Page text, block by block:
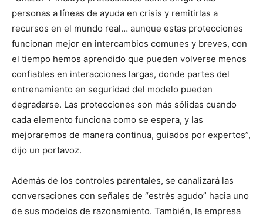
personas a líneas de ayuda en crisis y remitirlas a
recursos en el mundo real… aunque estas protecciones
funcionan mejor en intercambios comunes y breves, con
el tiempo hemos aprendido que pueden volverse menos
confiables en interacciones largas, donde partes del
entrenamiento en seguridad del modelo pueden
degradarse. Las protecciones son más sólidas cuando
cada elemento funciona como se espera, y las
mejoraremos de manera continua, guiados por expertos”,
dijo un portavoz.
Además de los controles parentales, se canalizará las
conversaciones con señales de “estrés agudo” hacia uno
de sus modelos de razonamiento. También, la empresa